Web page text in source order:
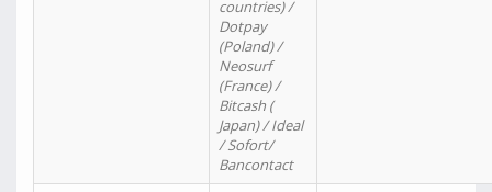
countries) /
Dotpay
(Poland) /
Neosurf
(France) /
Bitcash (
Japan) / Ideal
/ Sofort/
Bancontact